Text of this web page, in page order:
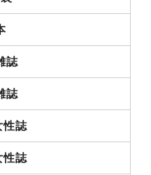
誌
誌
性誌
性誌